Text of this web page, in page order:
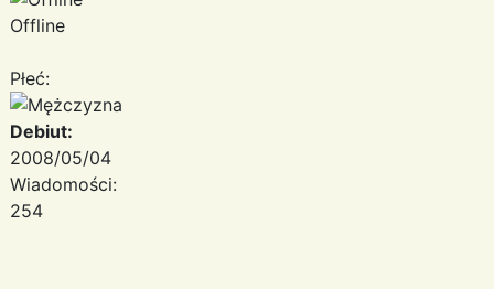
Offline
Płeć:
Debiut:
2008/05/04
Wiadomości:
254